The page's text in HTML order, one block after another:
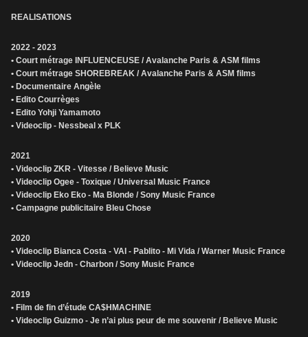
REALISATIONS
2022 - 2023
• Court métrage INFLUENCEUSE / Avalanche Paris & ASM films
• Court métrage SHOREBREAK / Avalanche Paris & ASM films
• Documentaire Angèle
• Edito Courrèges
• Edito Yohji Yamamoto
• Videoclip - Nessbeal x PLK
2021
• Videoclip ZKR - Vitesse / Believe Music
• Videoclip Ogee - Toxique / Universal Music France
• Videoclip Eko Eko - Ma Blonde / Sony Music France
• Campagne publicitaire Bleu Chose
2020
• Videoclip Bianca Costa - VAI - Pablito - Mi Vida / Warner Music France
• Videoclip Jedn - Charbon / Sony Music France
2019
• Film de fin d’étude CA$HMACHINE
• Videoclip Guizmo - Je n’ai plus peur de me souvenir / Believe Music